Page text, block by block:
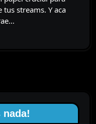
streams. Y aca
nada!